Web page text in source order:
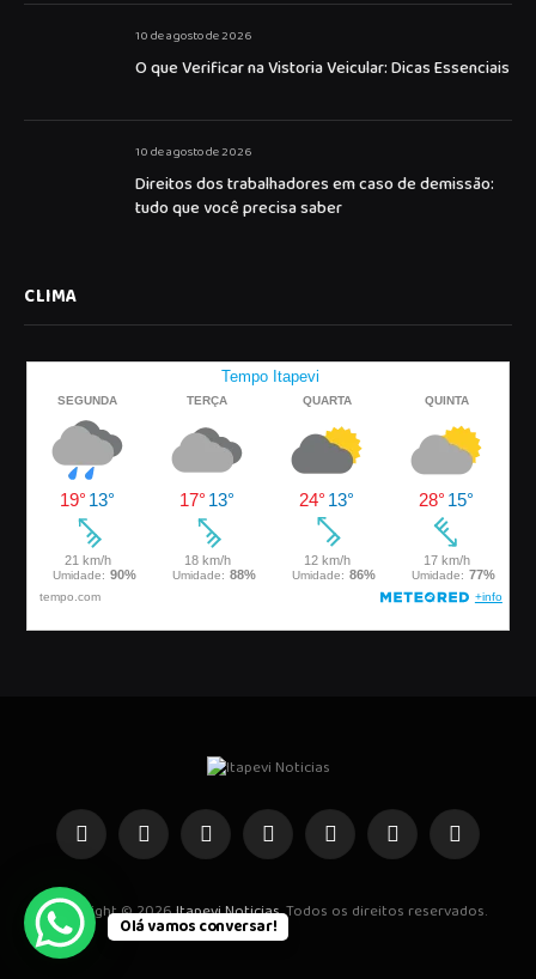
10 de agosto de 2026
O que Verificar na Vistoria Veicular: Dicas Essenciais
10 de agosto de 2026
Direitos dos trabalhadores em caso de demissão:
tudo que você precisa saber
CLIMA
FacebookInstagramPinterestYouTube WhatsAppTelegramaTikTok
Copyright © 2026Itapevi Noticias. Todos os direitos reservados.
Olá vamos conversar!